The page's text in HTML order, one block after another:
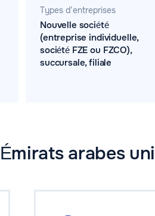
Types d’entreprises
Nouvelle société
(entreprise individuelle,
société FZE ou FZCO),
succursale, filiale
arabes